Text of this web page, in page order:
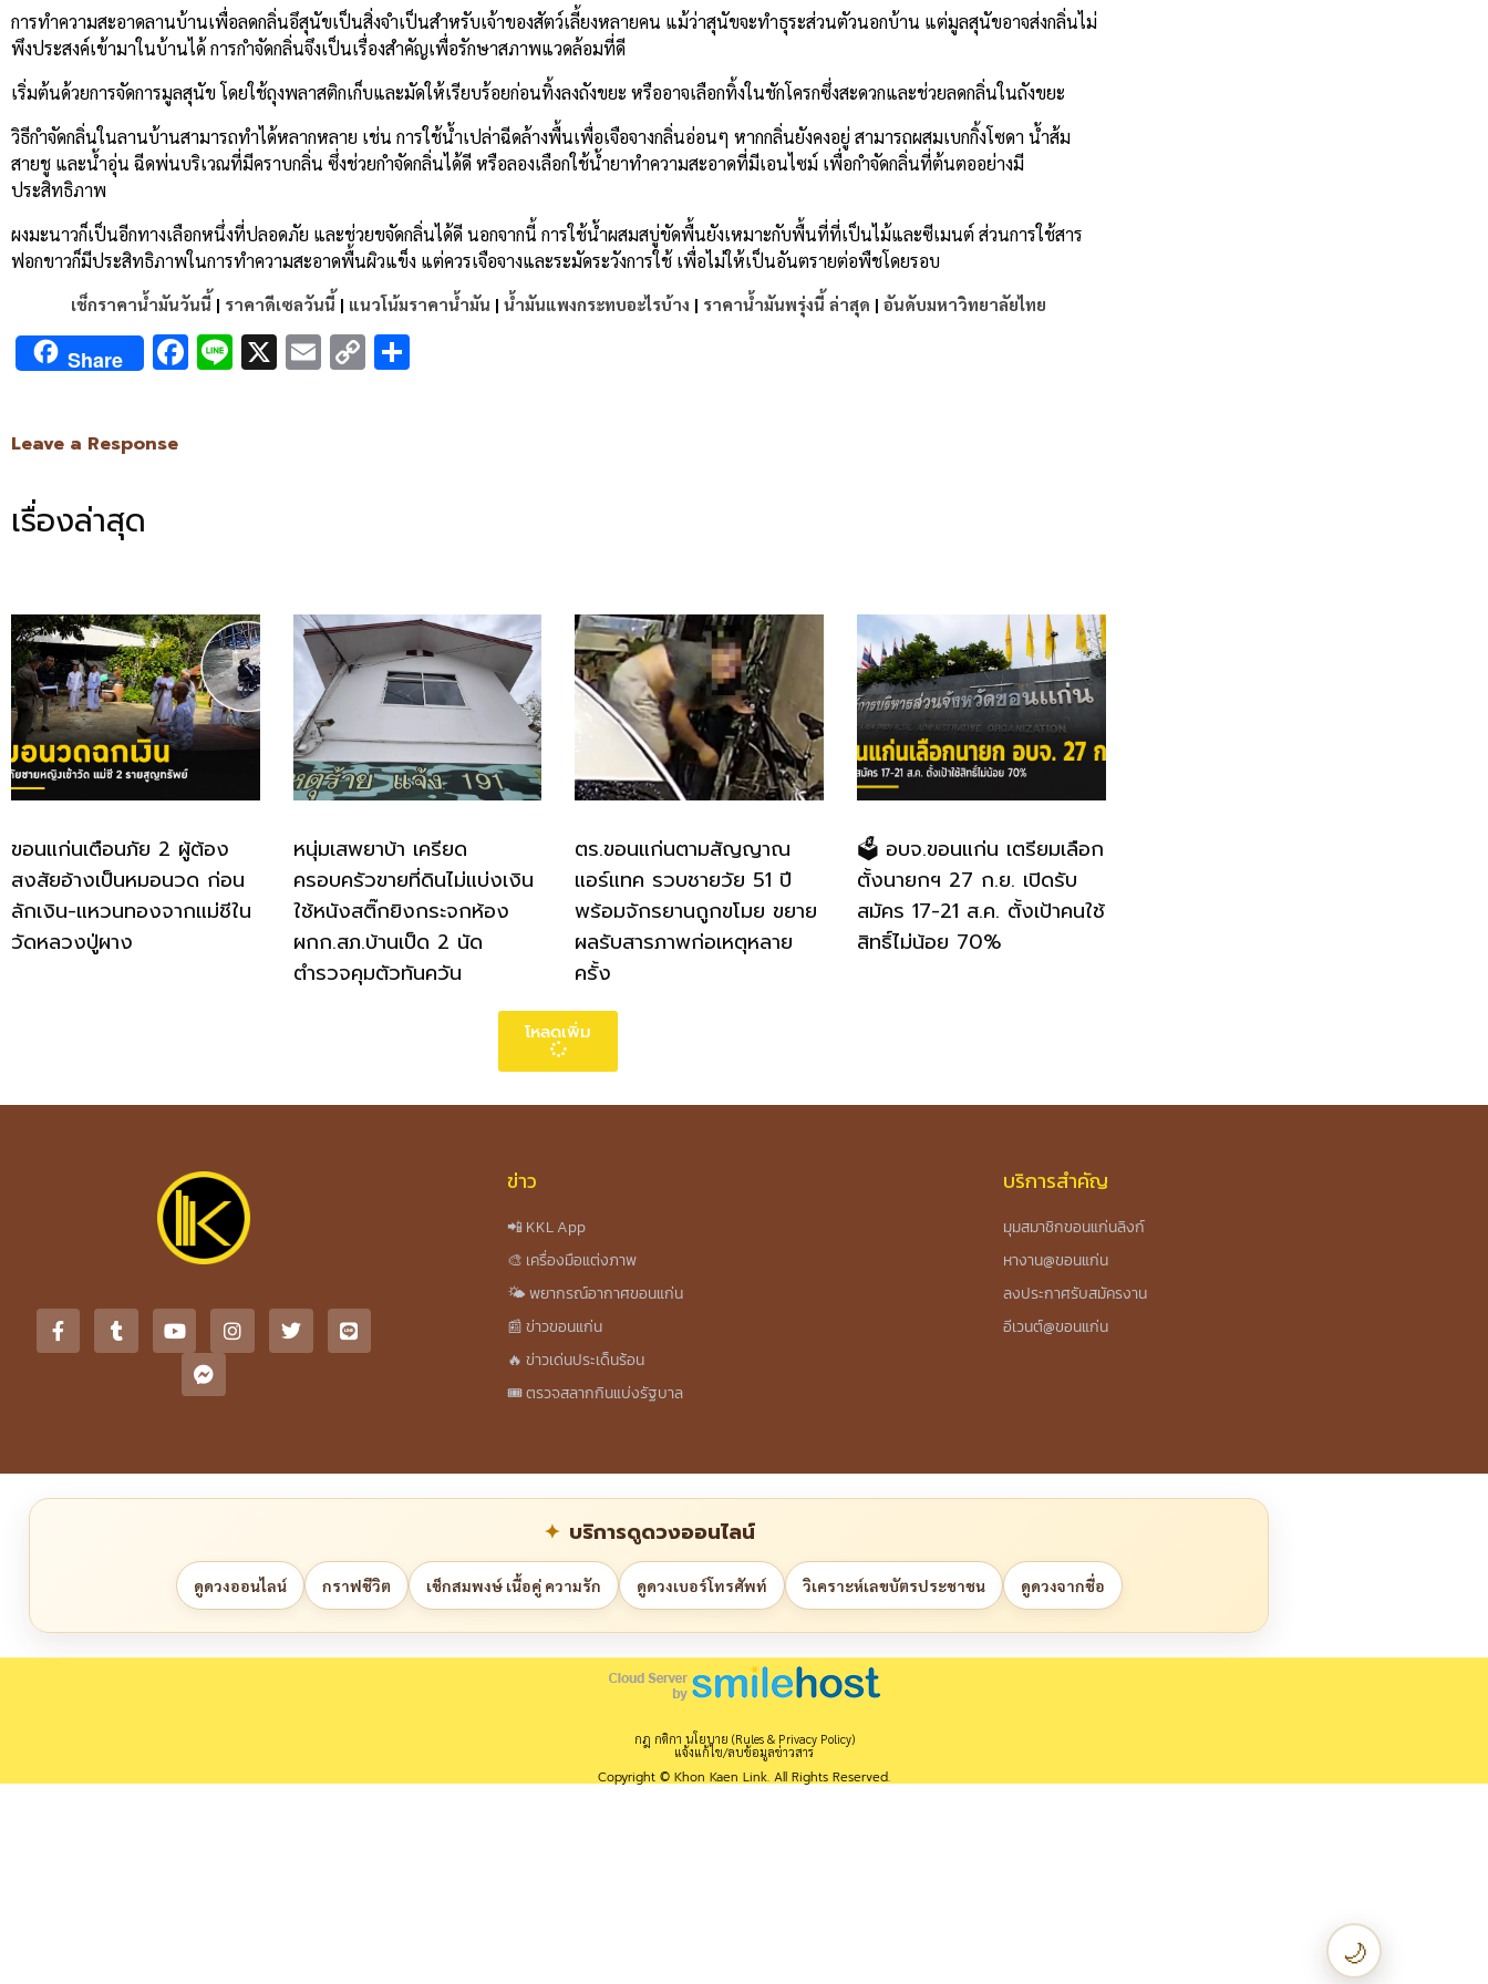
การทำความสะอาดลานบ้านเพื่อลดกลิ่นอึสุนัขเป็นสิ่งจำเป็นสำหรับเจ้าของสัตว์เลี้ยงหลายคน แม้ว่าสุนัขจะทำธุระส่วนตัวนอกบ้าน แต่มูลสุนัขอาจส่งกลิ่นไม่
พึงประสงค์เข้ามาในบ้านได้ การกำจัดกลิ่นจึงเป็นเรื่องสำคัญเพื่อรักษาสภาพแวดล้อมที่ดี
เริ่มต้นด้วยการจัดการมูลสุนัข โดยใช้ถุงพลาสติกเก็บและมัดให้เรียบร้อยก่อนทิ้งลงถังขยะ หรืออาจเลือกทิ้งในชักโครกซึ่งสะดวกและช่วยลดกลิ่นในถังขยะ
วิธีกำจัดกลิ่นในลานบ้านสามารถทำได้หลากหลาย เช่น การใช้น้ำเปล่าฉีดล้างพื้นเพื่อเจือจางกลิ่นอ่อนๆ หากกลิ่นยังคงอยู่ สามารถผสมเบกกิ้งโซดา น้ำส้ม
สายชู และน้ำอุ่น ฉีดพ่นบริเวณที่มีคราบกลิ่น ซึ่งช่วยกำจัดกลิ่นได้ดี หรือลองเลือกใช้น้ำยาทำความสะอาดที่มีเอนไซม์ เพื่อกำจัดกลิ่นที่ต้นตออย่างมี
ประสิทธิภาพ
ผงมะนาวก็เป็นอีกทางเลือกหนึ่งที่ปลอดภัย และช่วยขจัดกลิ่นได้ดี นอกจากนี้ การใช้น้ำผสมสบู่ขัดพื้นยังเหมาะกับพื้นที่ที่เป็นไม้และซีเมนต์ ส่วนการใช้สาร
ฟอกขาวก็มีประสิทธิภาพในการทำความสะอาดพื้นผิวแข็ง แต่ควรเจือจางและระมัดระวังการใช้ เพื่อไม่ให้เป็นอันตรายต่อพืชโดยรอบ
เช็กราคาน้ำมันวันนี้ | ราคาดีเซลวันนี้ | แนวโน้มราคาน้ำมัน | น้ำมันแพงกระทบอะไรบ้าง | ราคาน้ำมันพรุ่งนี้ ล่าสุด | อันดับมหาวิทยาลัยไทย
Share Facebook
Line
X Email
Copy
Leave a Response
เรื่องล่าสุด
ขอนแก่นเตือนภัย 2 ผู้ต้อง
สงสัยอ้างเป็นหมอนวด ก่อน
ลักเงิน-แหวนทองจากแม่ชีใน
วัดหลวงปู่ผาง
หนุ่มเสพยาบ้า เครียด
ครอบครัวขายที่ดินไม่แบ่งเงิน
ใช้หนังสติ๊กยิงกระจกห้อง
ผกก.สภ.บ้านเป็ด 2 นัด
ตำรวจคุมตัวทันควัน
ตร.ขอนแก่นตามสัญญาณ
แอร์แทค รวบชายวัย 51 ปี
พร้อมจักรยานถูกขโมย ขยาย
ผลรับสารภาพก่อเหตุหลาย
ครั้ง
🗳️ อบจ.ขอนแก่น เตรียมเลือก
ตั้งนายกฯ 27 ก.ย. เปิดรับ
สมัคร 17-21 ส.ค. ตั้งเป้าคนใช้
สิทธิ์ไม่น้อย 70%
โหลดเพิ่ม
ข่าว
📲 KKL App
🎨 เครื่องมือแต่งภาพ
🌤️ พยากรณ์อากาศขอนแก่น
📰 ข่าวขอนแก่น
🔥 ข่าวเด่นประเด็นร้อน
🎟️ ตรวจสลากกินแบ่งรัฐบาล
บริการสำคัญ
มุมสมาชิกขอนแก่นลิงก์
หางาน@ขอนแก่น
ลงประกาศรับสมัครงาน
อีเวนต์@ขอนแก่น
บริการดูดวงออนไลน์
ดูดวงออนไลน์ กราฟชีวิต เช็กสมพงษ์ เนื้อคู่ ความรัก ดูดวงเบอร์โทรศัพท์ วิเคราะห์เลขบัตรประชาชน ดูดวงจากชื่อ
กฎ กติกา นโยบาย (Rules & Privacy Policy)
แจ้งแก้ไข/ลบข้อมูลข่าวสาร
Copyright © Khon Kaen Link. All Rights Reserved.
🌙เปลี่ยนเป็น